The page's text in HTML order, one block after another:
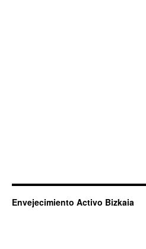
Envejecimiento Activo Bizkaia